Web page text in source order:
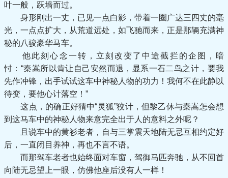
叶一般，跃墙而过。
身形刚出一丈，已见一点白影，带着一圈广达三四丈的毫
光，一点点扩大，从荒道远处，如飞驰而来，正是那辆充满神
秘的八骏豪华马车。
他此刻心念一转，立刻改变了中途截拦的企图，暗
忖：“秦嵩所以肯让自己安然而退，显系一石二鸟之计，要我
先作冲锋，出手试试这车中神秘人物的功力！我何不在此静以
待变，要他心计落空！”
这点，的确正好猜中“灵狐”狡计，但黎乙休与秦嵩怎会想
到这马车中的神秘人物来意完全出于人的意料之外呢？
且说车中的黄衫老者，自与三掌震天地陆无忌互相约定好
后，一直闭目养神，再也不言不语。
而那驾车老者也始终面对车窗，驾御马匹奔驰，从不回首
向陆无忌望上一眼，仿佛他座后没有人一样！